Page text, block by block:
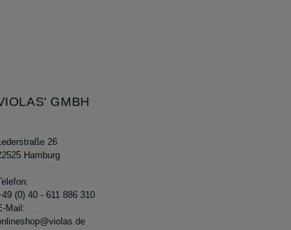
GMBH
26
Hamburg
(0) 40 - 611 886 310
Mail: